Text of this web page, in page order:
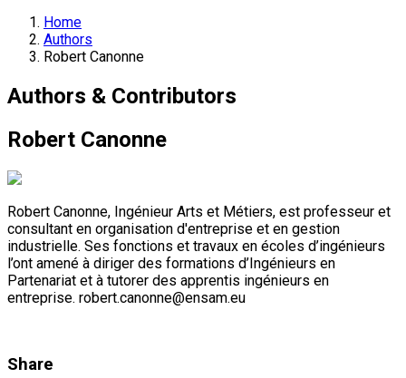
Home
Authors
Robert Canonne
Authors & Contributors
Robert Canonne
Robert Canonne, Ingénieur Arts et Métiers, est professeur et
consultant en organisation d'entreprise et en gestion
industrielle. Ses fonctions et travaux en écoles d’ingénieurs
l’ont amené à diriger des formations d’Ingénieurs en
Partenariat et à tutorer des apprentis ingénieurs en
entreprise. robert.canonne@ensam.eu
Share